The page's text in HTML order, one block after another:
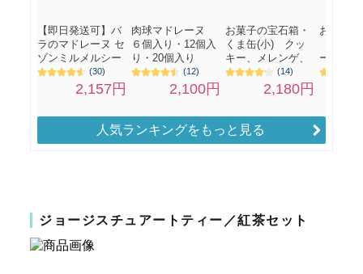
人気ランキングをもっと見る
ジョージスチュアートティー／紅茶セット